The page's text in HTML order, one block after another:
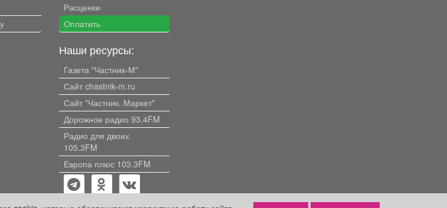
Расценки
Оплатить
Наши ресурсы:
Газета "Частник-М"
Сайт chastnik-m.ru
Сайт "Частник. Маркет"
Дорожное радио 93.4FM
Радио для двоих
105.3FM
Европа плюс 103.3FM